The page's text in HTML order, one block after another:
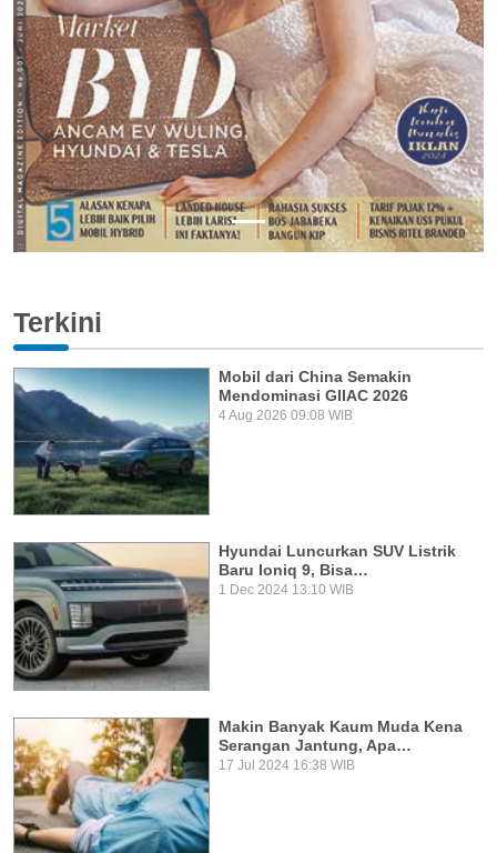
Terkini
Mobil dari China Semakin
Mendominasi GIIAC 2026
4 Aug 2026 09:08 WIB
Hyundai Luncurkan SUV Listrik
Baru Ioniq 9, Bisa…
1 Dec 2024 13:10 WIB
Makin Banyak Kaum Muda Kena
Serangan Jantung, Apa…
17 Jul 2024 16:38 WIB